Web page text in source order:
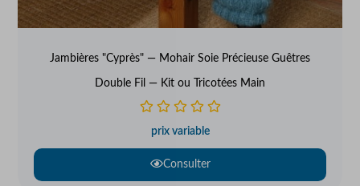
Jambières "Cyprès" — Mohair Soie Précieuse Guêtres
Double Fil — Kit ou Tricotées Main
prix variable
Consulter